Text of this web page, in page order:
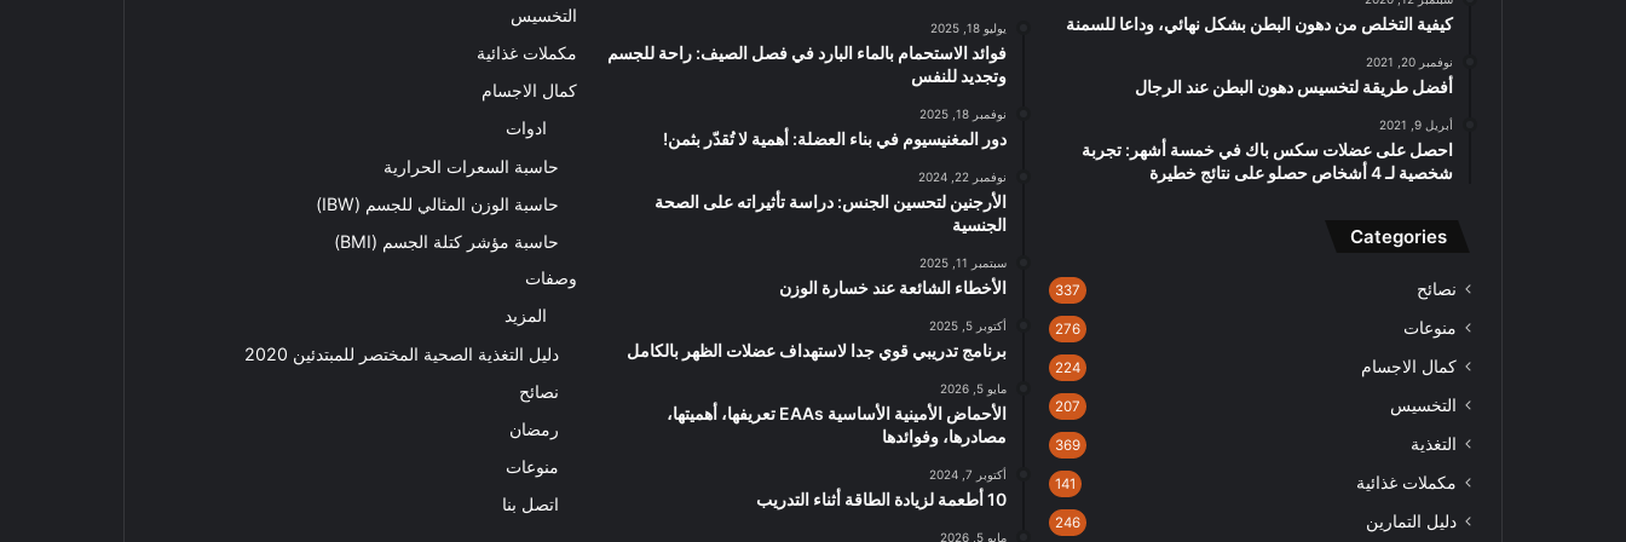
كيفية التخلص من دهون البطن بشكل نهائي، وداعا للسمنة
نوفمبر 20, 2021
أفضل طريقة لتخسيس دهون البطن عند الرجال
أبريل 9, 2021
احصل على عضلات سكس باك في خمسة أشهر: تجربة
شخصية لـ 4 أشخاص حصلو على نتائج خطيرة
Categories
نصائح 337
منوعات 276
كمال الاجسام 224
التخسيس 207
التغذية 369
مكملات غذائية 141
دليل التمارين 246
يوليو 18, 2025
فوائد الاستحمام بالماء البارد في فصل الصيف: راحة للجسم
وتجديد للنفس
نوفمبر 18, 2025
دور المغنيسيوم في بناء العضلة: أهمية لا تُقدّر بثمن!
نوفمبر 22, 2024
الأرجنين لتحسين الجنس: دراسة تأثيراته على الصحة
الجنسية
سبتمبر 11, 2025
الأخطاء الشائعة عند خسارة الوزن
أكتوبر 5, 2025
برنامج تدريبي قوي جدا لاستهداف عضلات الظهر بالكامل
مايو 5, 2026
الأحماض الأمينية الأساسية EAAs تعريفها، أهميتها،
مصادرها، وفوائدها
أكتوبر 7, 2024
10 أطعمة لزيادة الطاقة أثناء التدريب
مايو 5, 2026
التخسيس
مكملات غذائية
كمال الاجسام
ادوات
حاسبة السعرات الحرارية
حاسبة الوزن المثالي للجسم (IBW)
حاسبة مؤشر كتلة الجسم (BMI)
وصفات
المزيد
دليل التغذية الصحية المختصر للمبتدئين 2020​
نصائح
رمضان
منوعات
اتصل بنا